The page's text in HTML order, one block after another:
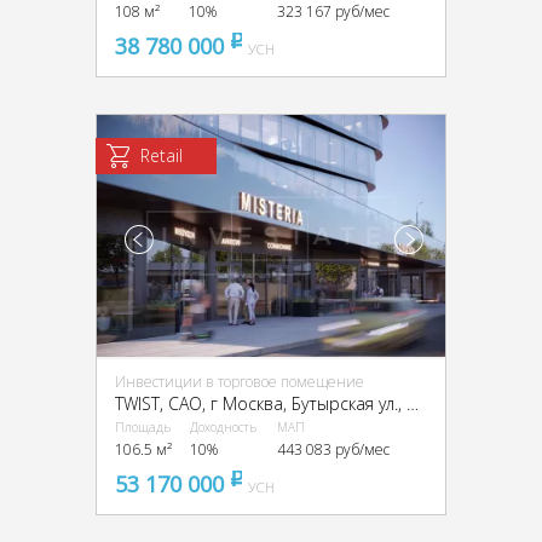
108 м² 10% 323 167 руб/мес
38 780 000 pуб
УСН
Retail
Инвестиции в торговое помещение
Площадь
106.5 м²
Доходность
10%
МАП
443 083 руб/мес
53 170 000 pуб
УСН